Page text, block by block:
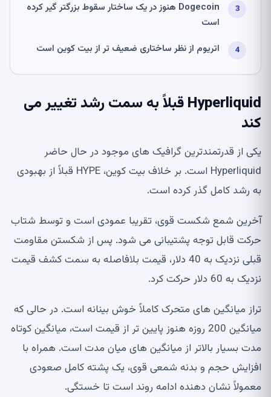
Dogecoin هنوز در یک ساختار سقوط بزرگتر گیر کرده
است
اتریوم از نظر ساختاری ضعیف تر از بیت کوین است
Hyperliquid قبلاً به سمت رشد تغییر می
کند
یکی از قدرتمندترین گرافیک های موجود در حال حاضر
Hyperliquid است. بر خلاف بیت کوین، HYPE قبلاً از بهبودی
به رشد کامل گذر کرده است.
آخرین شمع شکست قوی، تقریبا عمودی است و توسط شتاب
حرکت قابل توجه پشتیبانی می شود. پس از شکستن مقاومت
قبلی نزدیک به 40 دلار، قیمت بلافاصله به سمت کشف قیمت
نزدیک به 60 دلار حرکت کرد.
تراز میانگین های متحرک کاملاً خوش بینانه است. در حالی که
میانگین 200 روزه هنوز پایین تر از قیمت است، میانگین کوتاه
مدت بسیار بالاتر از میانگین های میان مدت است. همراه با
افزایش حجم و بدنه شمعی قوی، یک پشته کامل صعودی
معمولاً نشان دهنده ادامه روند است تا خستگی.